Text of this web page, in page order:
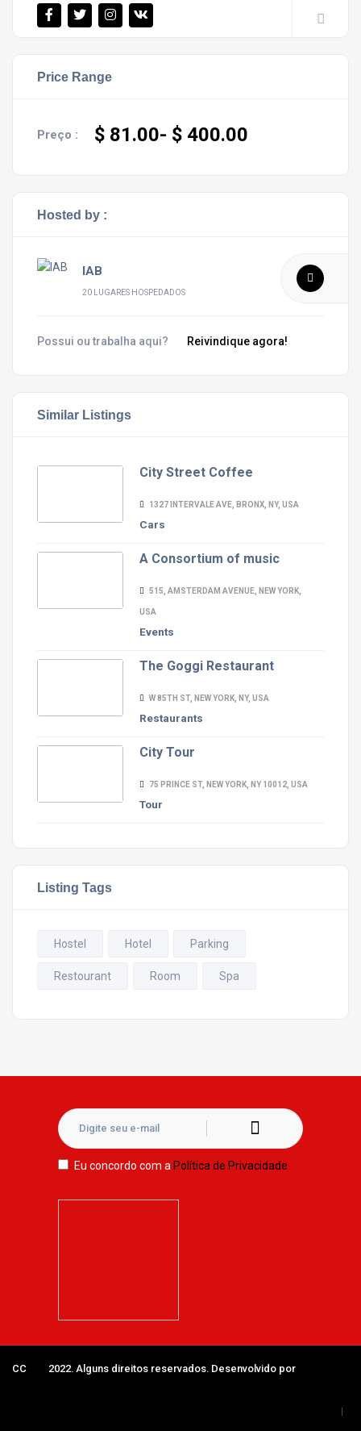
Price Range
Preço : $ 81.00- $ 400.00
Hosted by :
IAB
20 LUGARES HOSPEDADOS
Possui ou trabalha aqui? Reivindique agora!
Similar Listings
City Street Coffee
1327 INTERVALE AVE, BRONX, NY, USA
Cars
A Consortium of music
515, AMSTERDAM AVENUE, NEW YORK,
USA
Events
The Goggi Restaurant
W 85TH ST, NEW YORK, NY, USA
Restaurants
City Tour
75 PRINCE ST, NEW YORK, NY 10012, USA
Tour
Listing Tags
Hostel Hotel Parking
Restourant Room Spa
Eu concordo com a Política de Privacidade
CC 2022. Alguns direitos reservados. Desenvolvido por